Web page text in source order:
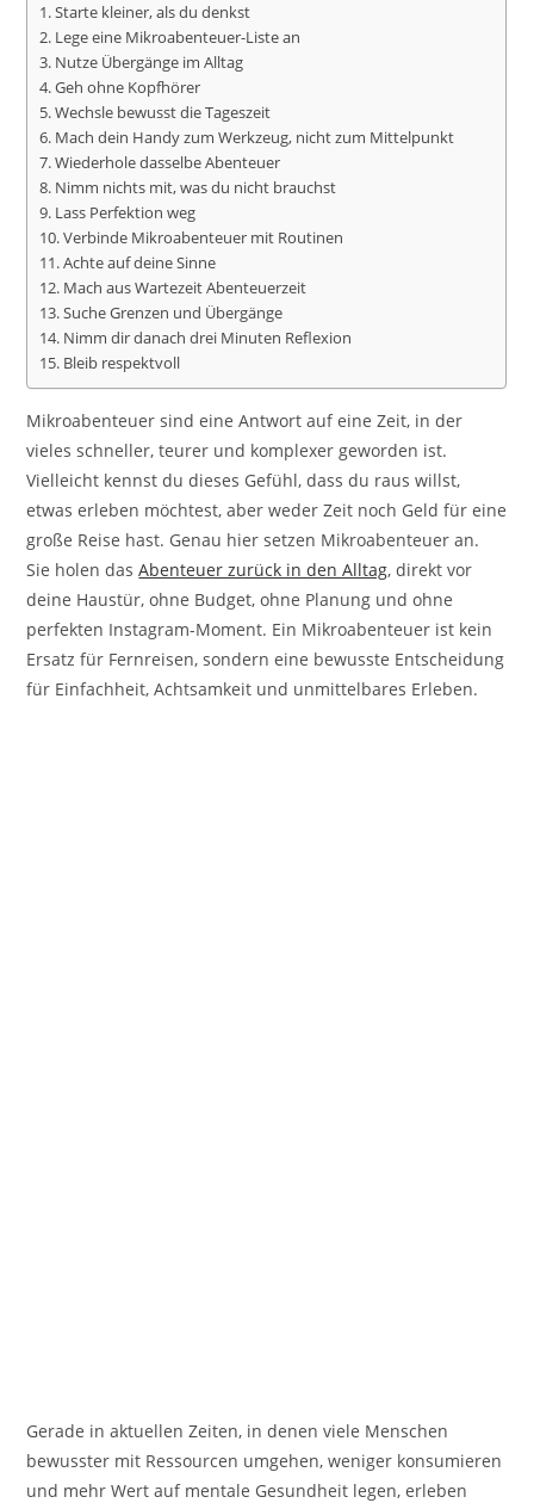
1. Starte kleiner, als du denkst
2. Lege eine Mikroabenteuer-Liste an
3. Nutze Übergänge im Alltag
4. Geh ohne Kopfhörer
5. Wechsle bewusst die Tageszeit
6. Mach dein Handy zum Werkzeug, nicht zum Mittelpunkt
7. Wiederhole dasselbe Abenteuer
8. Nimm nichts mit, was du nicht brauchst
9. Lass Perfektion weg
10. Verbinde Mikroabenteuer mit Routinen
11. Achte auf deine Sinne
12. Mach aus Wartezeit Abenteuerzeit
13. Suche Grenzen und Übergänge
14. Nimm dir danach drei Minuten Reflexion
15. Bleib respektvoll
Mikroabenteuer sind eine Antwort auf eine Zeit, in der
vieles schneller, teurer und komplexer geworden ist.
Vielleicht kennst du dieses Gefühl, dass du raus willst,
etwas erleben möchtest, aber weder Zeit noch Geld für eine
große Reise hast. Genau hier setzen Mikroabenteuer an.
Sie holen dasAbenteuer zurück in den Alltag, direkt vor
deine Haustür, ohne Budget, ohne Planung und ohne
perfekten Instagram-Moment. Ein Mikroabenteuer ist kein
Ersatz für Fernreisen, sondern eine bewusste Entscheidung
für Einfachheit, Achtsamkeit und unmittelbares Erleben.
Gerade in aktuellen Zeiten, in denen viele Menschen
bewusster mit Ressourcen umgehen, weniger konsumieren
und mehr Wert auf mentale Gesundheit legen, erleben